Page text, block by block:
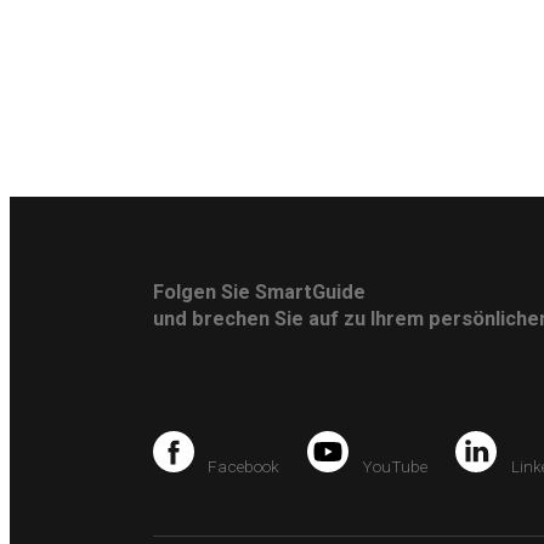
Folgen Sie SmartGuide
und brechen Sie auf zu Ihrem
Facebook YouTube